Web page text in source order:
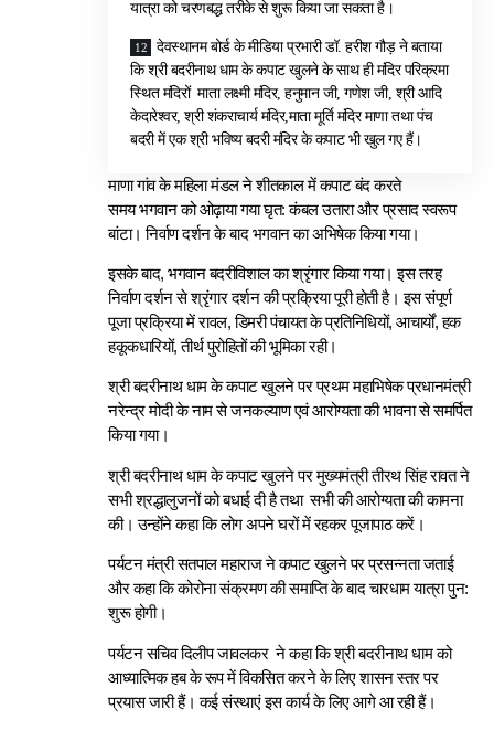
यात्रा को चरणबद्ध तरीके से शुरू किया जा सकता है।
देवस्थानम बोर्ड के मीडिया प्रभारी डॉ. हरीश गौड़ ने बताया
कि श्री बदरीनाथ धाम के कपाट खुलने के साथ ही मंदिर परिक्रमा
स्थित मंदिरों माता लक्ष्मी मंदिर, हनुमान जी, गणेश जी, श्री आदि
केदारेश्वर, श्री शंकराचार्य मंदिर,माता मूर्ति मंदिर माणा तथा पंच
बदरी में एक श्री भविष्य बदरी मंदिर के कपाट भी खुल गए हैं।
माणा गांव के महिला मंडल ने शीतकाल में कपाट बंद करते
समयभगवान कोओढ़ाया गया घृत: कंबल उतारा और प्रसाद स्वरूप
बांटा। निर्वाण दर्शन के बादभगवान का अभिषेक किया गया।
इसके बाद, भगवान बदरीविशाल का श्रृंगार किया गया। इस तरह
निर्वाण दर्शन से श्रृंगार दर्शन की प्रक्रिया पूरी होती है। इस संपूर्ण
पूजा प्रक्रिया में रावल, डिमरी पंचायत के प्रतिनिधियों, आचार्यों, हक
हकूकधारियों, तीर्थ पुरोहितों की भूमिका रही।
श्री बदरीनाथ धाम के कपाट खुलने पर प्रथम महाभिषेक प्रधानमंत्री
नरेन्द्र मोदी के नाम से जनकल्याण एवं आरोग्यता की भावना से समर्पित
किया गया।
श्री बदरीनाथ धाम के कपाट खुलने पर मुख्यमंत्री तीरथ सिंह रावत ने
सभी श्रद्धालुजनों को बधाई दी है तथा सभी की आरोग्यता की कामना
की। उन्होंने कहा कि लोग अपने घरों में रहकर पूजापाठ करें।
पर्यटन मंत्री सतपाल महाराज ने कपाट खुलने पर प्रसन्नता जताई
और कहा कि कोरोना संक्रमण की समाप्ति के बाद चारधाम यात्रा पुन:
शुरू होगी।
पर्यटन सचिव दिलीप जावलकर ने कहा कि श्री बदरीनाथ धाम को
आध्यात्मिक हब के रूप में विकसित करने के लिए शासन स्तर पर
प्रयास जारी हैं। कई संस्थाएं इस कार्य के लिए आगे आ रही हैं।